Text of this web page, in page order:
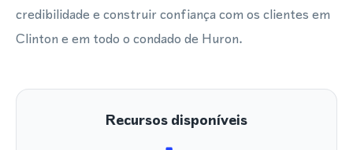
credibilidade e construir confiança com os clientes em
Clinton e em todo o condado de Huron.
Recursos disponíveis